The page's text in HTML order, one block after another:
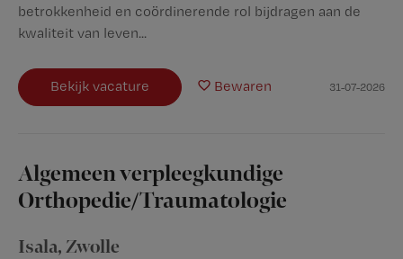
betrokkenheid en coördinerende rol bijdragen aan de
kwaliteit van leven...
Bekijk vacature Bewaren 31-07-2026
Algemeen verpleegkundige
Orthopedie/Traumatologie
Isala, Zwolle